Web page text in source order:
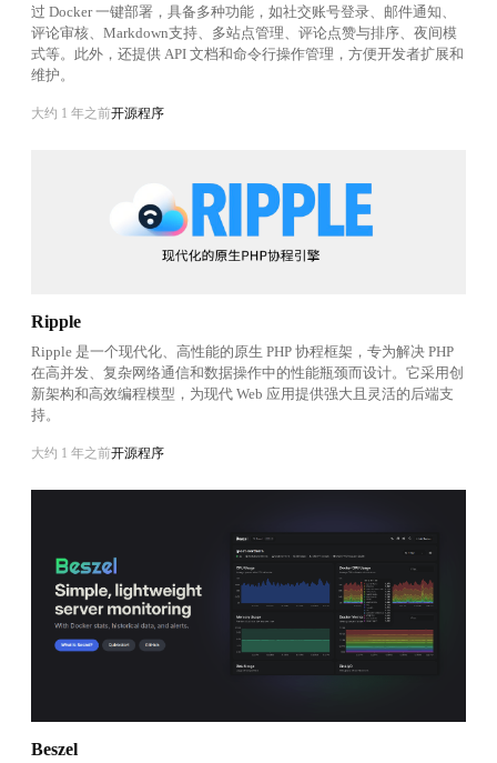
过 Docker 一键部署，具备多种功能，如社交账号登录、邮件通知、
评论审核、Markdown支持、多站点管理、评论点赞与排序、夜间模
式等。此外，还提供 API 文档和命令行操作管理，方便开发者扩展和
维护。
大约 1 年之前开源程序
Ripple
Ripple 是一个现代化、高性能的原生 PHP 协程框架，专为解决 PHP
在高并发、复杂网络通信和数据操作中的性能瓶颈而设计。它采用创
新架构和高效编程模型，为现代 Web 应用提供强大且灵活的后端支
持。
大约 1 年之前开源程序
Beszel